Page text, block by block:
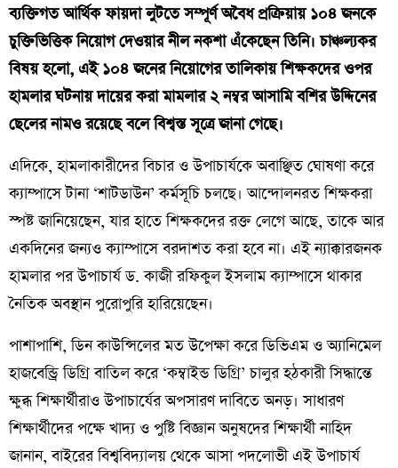
ব্যক্তিগত আর্থিক ফায়দা লুটতে সম্পূর্ণ অবৈধ প্রক্রিয়ায় ১০৪ জনকে
চুক্তিভিত্তিক নিয়োগ দেওয়ার নীল নকশা এঁকেছেন তিনি। চাঞ্চল্যকর
বিষয় হলো, এই ১০৪ জনের নিয়োগের তালিকায় শিক্ষকদের ওপর
হামলার ঘটনায় দায়ের করা মামলার ২ নম্বর আসামি বশির উদ্দিনের
ছেলের নামও রয়েছে বলে বিশ্বস্ত সূত্রে জানা গেছে।
​এদিকে, হামলাকারীদের বিচার ও উপাচার্যকে অবাঞ্ছিত ঘোষণা করে
ক্যাম্পাসে টানা ‘শাটডাউন’ কর্মসূচি চলছে। আন্দোলনরত শিক্ষকরা
স্পষ্ট জানিয়েছেন, যার হাতে শিক্ষকদের রক্ত লেগে আছে, তাকে আর
একদিনের জন্যও ক্যাম্পাসে বরদাশত করা হবে না। এই ন্যাক্কারজনক
হামলার পর উপাচার্য ড. কাজী রফিকুল ইসলাম ক্যাম্পাসে থাকার
নৈতিক অবস্থান পুরোপুরি হারিয়েছেন।
​পাশাপাশি, ডিন কাউন্সিলের মত উপেক্ষা করে ডিভিএম ও অ্যানিমেল
হাজবেন্ড্রি ডিগ্রি বাতিল করে ‘কম্বাইন্ড ডিগ্রি’ চালুর হঠকারী সিদ্ধান্তে
ক্ষুব্ধ শিক্ষার্থীরাও উপাচার্যের অপসারণ দাবিতে অনড়। সাধারণ
শিক্ষার্থীদের পক্ষে খাদ্য ও পুষ্টি বিজ্ঞান অনুষদের শিক্ষার্থী নাহিদ
জানান, বাইরের বিশ্ববিদ্যালয় থেকে আসা পদলোভী এই উপাচার্য